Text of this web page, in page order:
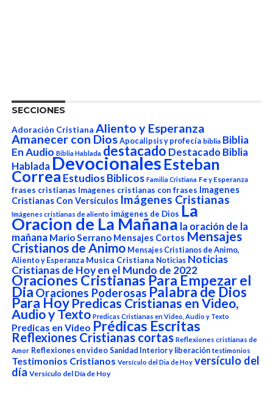
SECCIONES
Adoración Cristiana Aliento y Esperanza
Amanecer con Dios Apocalipsis y profecía biblia Biblia
En Audio Biblia Hablada destacado Destacado Biblia
HabladaDevocionalesEsteban
Correa Estudios Biblicos Familia Cristiana Fe y Esperanza
frases cristianas Imagenes cristianas con frases Imagenes
Cristianas Con Versículos Imágenes Cristianas
Imágenes cristianas de aliento imágenes de Dios La
Oracion de La Mañana la oración de la
mañana Mario Serrano Mensajes Cortos Mensajes
Cristianos de Animo Mensajes Cristianos de Animo,
Aliento y Esperanza Musica Cristiana Noticias Noticias
Cristianas de Hoy en el Mundo de 2022
Oraciones Cristianas Para Empezar el
Dia Oraciones Poderosas Palabra de Dios
Para Hoy Predicas Cristianas en Video,
Audio y Texto Predicas Cristianas en Video, Audio y Texto
Predicas en Video Prédicas Escritas
Reflexiones Cristianas cortas Reflexiones cristianas de
Amor Reflexiones en video Sanidad Interior y liberación testimonios
Testimonios Cristianos Versículo del Dia de Hoy versículo del
día Versículo del Día de Hoy